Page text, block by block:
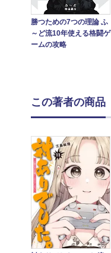
勝つための7つの理論 ふ
～ど流10年使える格闘ゲ
ームの攻略
この著者の商品